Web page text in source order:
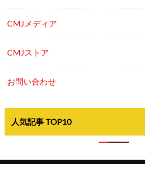
CMJメディア
CMJストア
お問い合わせ
人気記事 TOP10